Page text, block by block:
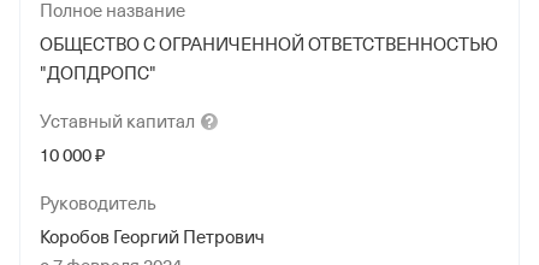
Полное название
ОБЩЕСТВО С ОГРАНИЧЕННОЙ ОТВЕТСТВЕННОСТЬЮ
"ДОПДРОПС"
Уставный капитал
10 000 ₽
Руководитель
Коробов Георгий Петрович